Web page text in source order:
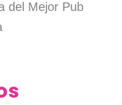
del Mejor Pub